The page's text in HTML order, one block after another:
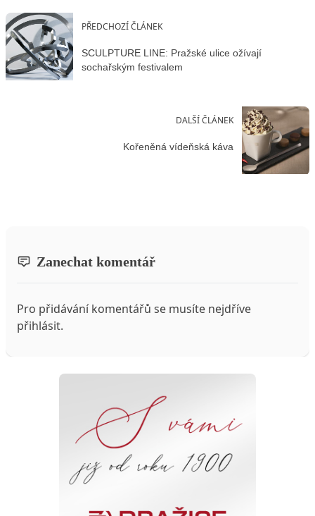
PŘEDCHOZÍ ČLÁNEK
SCULPTURE LINE: Pražské ulice ožívají
sochařským festivalem
DALŠÍ ČLÁNEK
Kořeněná vídeňská káva
Zanechat komentář
Pro přidávání komentářů se musíte nejdříve
přihlásit.